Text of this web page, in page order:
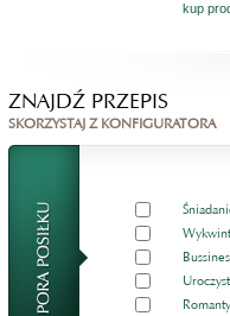
kup
ZNAJDŹ PRZEPIS
SKORZYSTAJ Z KONFIGURATORA